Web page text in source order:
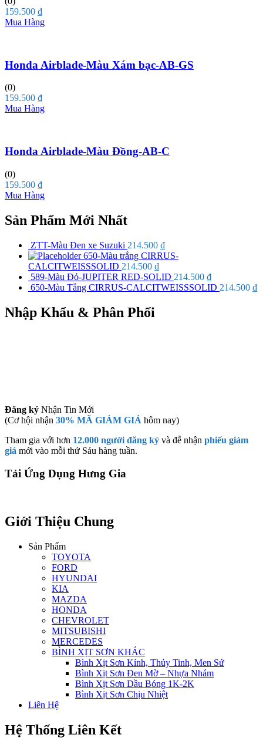
159.500 ₫
Mua Hàng
Honda Airblade-Màu Xám bạc-AB-GS
(0)
159.500 ₫
Mua Hàng
Honda Airblade-Màu Đồng-AB-C
(0)
159.500 ₫
Mua Hàng
Sản Phẩm Mới Nhất
ZTT-Màu Đen xe Suzuki 214.500 ₫
650-Màu trắng CIRRUS-
CALCITWEISSSOLID 214.500 ₫
589-Màu Đỏ-JUPITER RED-SOLID 214.500 ₫
650-Màu Tắng CIRRUS-CALCITWEISSSOLID 214.500 ₫
Nhập Khẩu & Phân Phối
Đăng ký Nhận Tin Mới
(Cơ hội nhận 30% MÃ GIẢM GIÁ hôm nay)
Tham gia với hơn 12.000 người đăng ký và đễ nhận phiếu giảm
giá mới vào mỗi thứ Sáu hàng tuần.
Tải Ứng Dụng Hưng Gia
Giới Thiệu Chung
Sản Phẩm
TOYOTA
FORD
HYUNDAI
KIA
MAZDA
HONDA
CHEVROLET
MITSUBISHI
MERCEDES
BÌNH XỊT SƠN KHÁC
Bình Xịt Sơn Kính, Thủy Tinh, Men Sứ
Bình Xịt Sơn Đen Mờ – Nhựa Nhám
Bình Xịt Sơn Dầu Bóng 1K-2K
Bình Xịt Sơn Chịu Nhiệt
Liên Hệ
Hệ Thống Liên Kết